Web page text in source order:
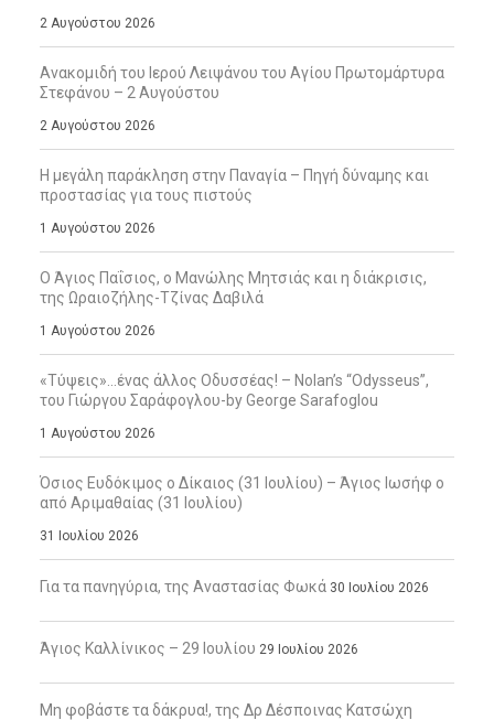
2 Αυγούστου 2026
Ανακομιδή του Ιερού Λειψάνου του Αγίου Πρωτομάρτυρα
Στεφάνου – 2 Αυγούστου
2 Αυγούστου 2026
Η μεγάλη παράκληση στην Παναγία – Πηγή δύναμης και
προστασίας για τους πιστούς
1 Αυγούστου 2026
Ο Άγιος Παΐσιος, ο Μανώλης Μητσιάς και η διάκρισις,
της Ωραιοζήλης-Τζίνας Δαβιλά
1 Αυγούστου 2026
«Τύψεις»…ένας άλλος Οδυσσέας! – Nolan’s “Odysseus”,
του Γιώργου Σαράφογλου-by George Sarafoglou
1 Αυγούστου 2026
Όσιος Ευδόκιμος ο Δίκαιος (31 Ιουλίου) – Άγιος Ιωσήφ ο
από Αριμαθαίας (31 Ιουλίου)
31 Ιουλίου 2026
Για τα πανηγύρια, της Αναστασίας Φωκά 30 Ιουλίου 2026
Άγιος Καλλίνικος – 29 Ιουλίου 29 Ιουλίου 2026
Μη φοβάστε τα δάκρυα!, της Δρ Δέσποινας Κατσώχη